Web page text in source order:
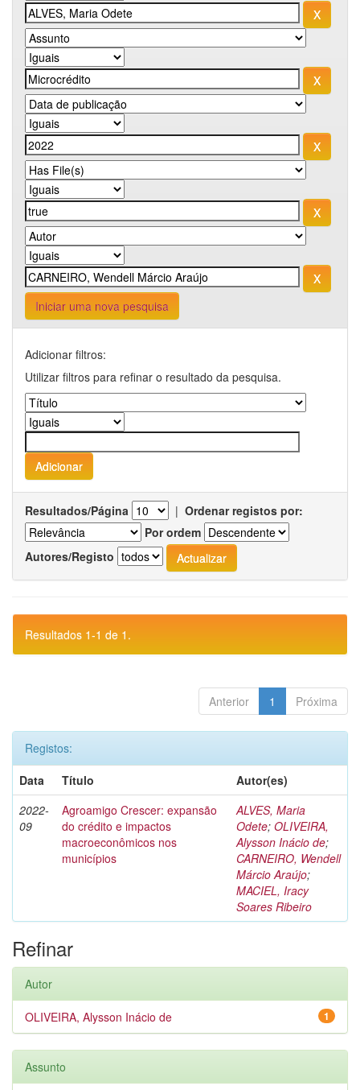
Iniciar uma nova pesquisa
Adicionar filtros:
Utilizar filtros para refinar o resultado da pesquisa.
Resultados/Página | Ordenar registos por:
Por ordem
Autores/Registo
Resultados 1-1 de 1.
Anterior 1 Próxima
Registos:
Data
Título
Autor(es)
2022-
09
Agroamigo Crescer: expansão
do crédito e impactos
macroeconômicos nos
municípios
ALVES, Maria
Odete; OLIVEIRA,
Alysson Inácio de;
CARNEIRO, Wendell
Márcio Araújo;
MACIEL, Iracy
Soares Ribeiro
Refinar
Autor
1
OLIVEIRA, Alysson Inácio de
Assunto